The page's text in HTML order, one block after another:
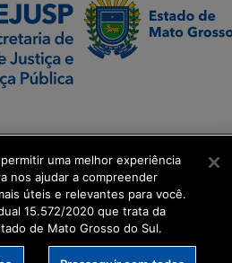
uma melhor experiência
nos ajudar a compreender
úteis e relevantes para você.
15.572/2020 que trata da
de Mato Grosso do Sul.